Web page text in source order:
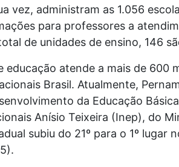
vez, administram as 1.056
para professores a
de unidades de ensino, 146
educação atende a mais de 600
Brasil. Atualmente,
da Educação
Anísio Teixeira (Inep), do
subiu do 21º para o 1º lugar